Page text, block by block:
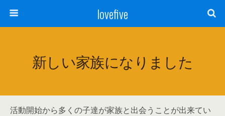
lovefive
新しい家族になりました
活動開始から多くの子達が家族と出会うことが出来てい